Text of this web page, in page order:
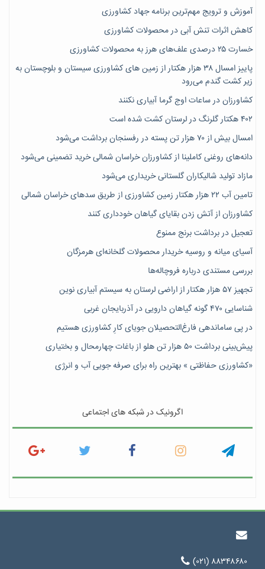
آموزش و ترویج مهم‌ترین برنامه جهاد کشاورزی
کاهش اثرات تنش آبی در محصولات کشاورزی
خسارت ۲۵ درصدی علف‌های هرز به محصولات کشاورزی
پاییز امسال ۳۸ هزار هکتار از زمین های کشاورزی سیستان و بلوچستان به
زیر کشت گندم می‌رود
کشاورزان در ساعات اوج گرما آبیاری نکنند
۴۰۲ هکتار گلرنگ در لرستان کشت شده است
امسال بیش از ۷۰ هزار تن پسته در رفسنجان برداشت می‌شود
دانه‌های روغنی کاملینا از کشاورزان خراسان شمالی خرید تضمینی می‌شود
مازاد تولید شالیکاران گلستانی خریداری می‌شود
تامین آب ۲۲ هزار هکتار زمین کشاورزی از طریق سدهای خراسان شمالی
کشاورزان از آتش زدن بقایای گیاهان خودداری کنند
تعجیل در برداشت برنج ممنوع
آسیای میانه و روسیه خریدار محصولات گلخانه‌ای هرمزگان
بررسی مستندی درباره فروچاله‌ها
تجهیز ۵۷ هزار هکتار از اراضی لرستان به سیستم آبیاری نوین
شناسایی ۴۷٠ گونه گیاهان دارویی در آذربایجان غربی
در پی ساماندهی فارغ‌التحصیلان جویای کارِ کشاورزی هستیم
پیش‎‌بینی برداشت ۵۰ هزار تن هلو از باغات چهارمحال و بختیاری
«کشاورزی حفاظتی » بهترین راه برای صرفه جویی آب و انرژی
اگرونیک در شبکه های اجتماعی
(۰۲۱) ۸۸۳۴۸۶۸۰